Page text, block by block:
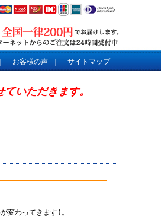
お客様の声 サイトマップ
いただきます。
変わってきます)。